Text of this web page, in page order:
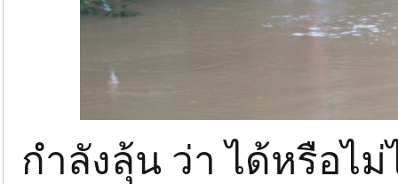
กำลังลุ้น ว่า ได้หรือไม่